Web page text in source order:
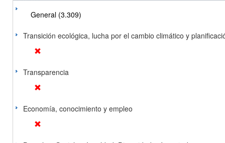
General (3.309)
Transición ecológica, lucha por el cambio climático y
Transparencia
Economía, conocimiento y empleo